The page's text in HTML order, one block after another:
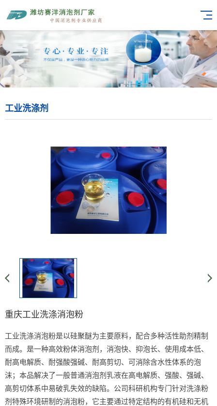
工业洗涤剂
重庆工业洗涤消泡粉
工业洗涤消泡粉是以硅聚醚为主要原料，配合多种活性助剂精制
而成。是一种高效粉体消泡剂，消泡快、抑泡长、使用成本低、
耐高电解质、耐强酸强碱、耐高剪切、可消除含水性体系的泡
沫；本品解决了一般普通消泡剂乳液在高电解质、强酸、强碱、
高剪切体系中易破乳失效的缺陷。公司科研机构专门针对洗涤粉
剂特殊环境研制的消泡粉，它主要通过特定结构的有机硅和无机